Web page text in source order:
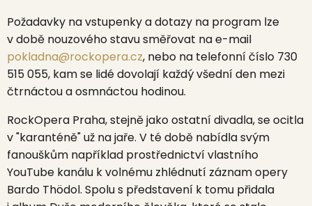
Požadavky na vstupenky a dotazy na program lze
v době nouzového stavu směřovat na e-mail
pokladna@rockopera.cz, nebo na telefonní číslo 730
515 055, kam se lidé dovolají každý všední den mezi
čtrnáctou a osmnáctou hodinou.
RockOpera Praha, stejně jako ostatní divadla, se ocitla
v "karanténě" už na jaře. V té době nabídla svým
fanouškům například prostřednictví vlastního
YouTube kanálu k volnému zhlédnutí záznam opery
Bardo Thödol. Spolu s představení k tomu přidala